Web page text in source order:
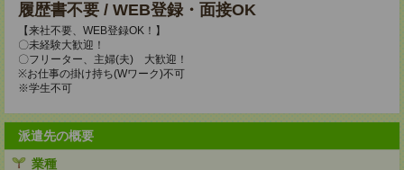
履歴書不要 / WEB登録・面接OK
【来社不要、WEB登録OK！】
〇未経験大歓迎！
〇フリーター、主婦(夫) 大歓迎！
※お仕事の掛け持ち(Wワーク)不可
※学生不可
派遣先の概要
業種